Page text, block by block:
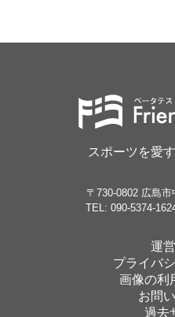
スポーツを愛
〒730-0802 広島
TEL: 090-5374-
運
プライバ
画像の利
お問
過去